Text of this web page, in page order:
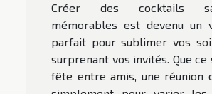
Créer des cocktails
mémorables est devenu un
parfait pour sublimer vos
surprenant vos invités. Que ce
fête entre amis, une réunion